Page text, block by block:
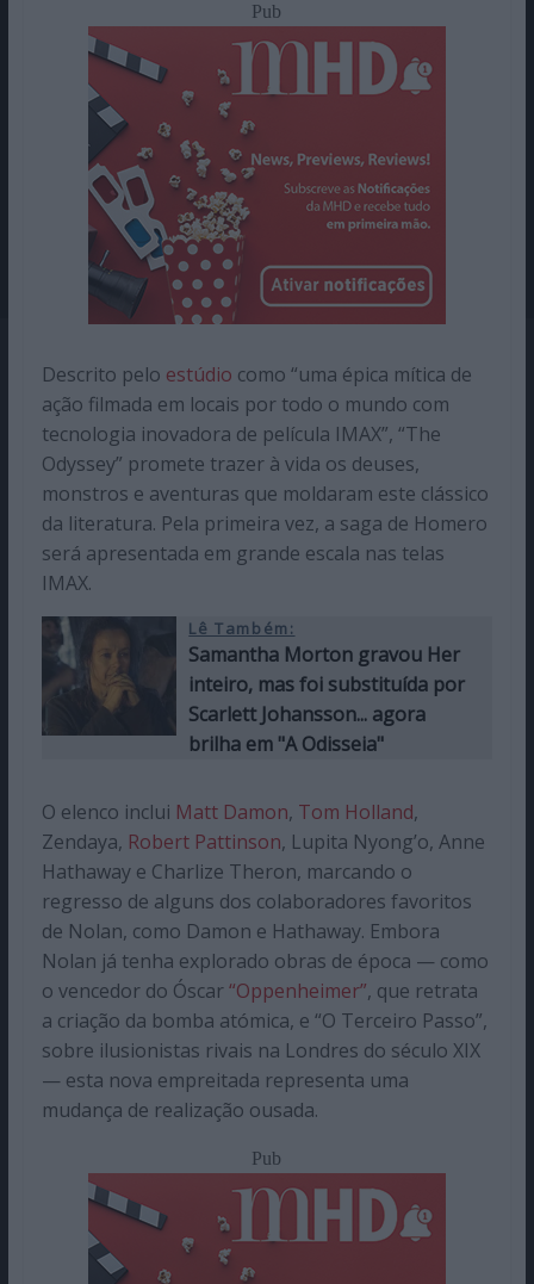
Pub
Descrito pelo estúdio como “uma épica mítica de
ação filmada em locais por todo o mundo com
tecnologia inovadora de película IMAX”, “The
Odyssey” promete trazer à vida os deuses,
monstros e aventuras que moldaram este clássico
da literatura. Pela primeira vez, a saga de Homero
será apresentada em grande escala nas telas
IMAX.
Lê Também:
Samantha Morton gravou Her
inteiro, mas foi substituída por
Scarlett Johansson... agora
brilha em "A Odisseia"
O elenco inclui Matt Damon, Tom Holland,
Zendaya, Robert Pattinson, Lupita Nyong’o, Anne
Hathaway e Charlize Theron, marcando o
regresso de alguns dos colaboradores favoritos
de Nolan, como Damon e Hathaway. Embora
Nolan já tenha explorado obras de época — como
o vencedor do Óscar“Oppenheimer”, que retrata
a criação da bomba atómica, e “O Terceiro Passo”,
sobre ilusionistas rivais na Londres do século XIX
— esta nova empreitada representa uma
mudança de realização ousada.
Pub